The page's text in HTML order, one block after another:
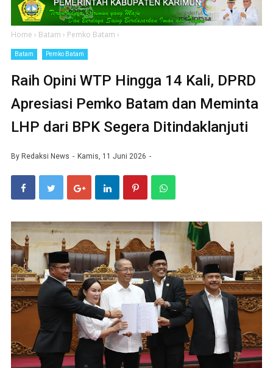
Home › Batam › Pemko Batam ›
Batam Pemko Batam
Raih Opini WTP Hingga 14 Kali, DPRD
Apresiasi Pemko Batam dan Meminta
LHP dari BPK Segera Ditindaklanjuti
By Redaksi News Kamis, 11 Juni 2026